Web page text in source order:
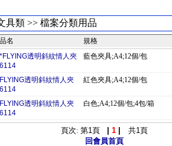
具類 >> 檔案分類用品
品名
規格
*FLYING透明斜紋情人夾
6114
藍色夾具;A4;12個/包
FLYING透明斜紋情人夾
6114
紅色夾具;A4;12個/包
FLYING透明斜紋情人夾
6114
白色;A4;12個/包;4包/箱
頁次: 第1頁 1| 共1頁
回會員首頁